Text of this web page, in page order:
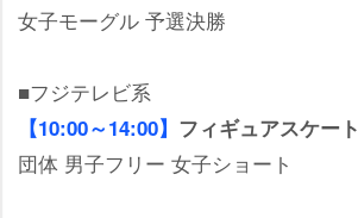
女子モーグル 予選決勝
■フジテレビ系
【10:00～14:00】 フィギュアスケート
団体 男子フリー 女子ショート